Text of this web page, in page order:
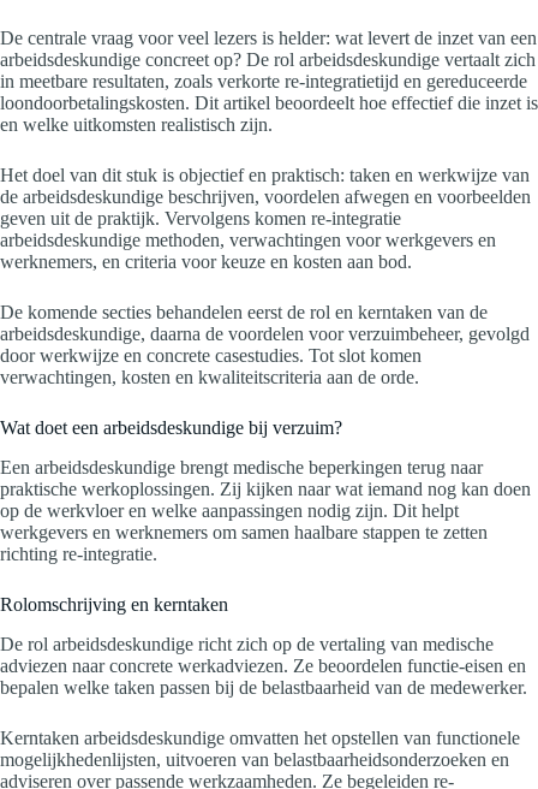
De centrale vraag voor veel lezers is helder: wat levert de inzet van een
arbeidsdeskundige concreet op? De rol arbeidsdeskundige vertaalt zich
in meetbare resultaten, zoals verkorte re-integratietijd en gereduceerde
loondoorbetalingskosten. Dit artikel beoordeelt hoe effectief die inzet is
en welke uitkomsten realistisch zijn.
Het doel van dit stuk is objectief en praktisch: taken en werkwijze van
de arbeidsdeskundige beschrijven, voordelen afwegen en voorbeelden
geven uit de praktijk. Vervolgens komen re-integratie
arbeidsdeskundige methoden, verwachtingen voor werkgevers en
werknemers, en criteria voor keuze en kosten aan bod.
De komende secties behandelen eerst de rol en kerntaken van de
arbeidsdeskundige, daarna de voordelen voor verzuimbeheer, gevolgd
door werkwijze en concrete casestudies. Tot slot komen
verwachtingen, kosten en kwaliteitscriteria aan de orde.
Wat doet een arbeidsdeskundige bij verzuim?
Een arbeidsdeskundige brengt medische beperkingen terug naar
praktische werkoplossingen. Zij kijken naar wat iemand nog kan doen
op de werkvloer en welke aanpassingen nodig zijn. Dit helpt
werkgevers en werknemers om samen haalbare stappen te zetten
richting re-integratie.
Rolomschrijving en kerntaken
De rol arbeidsdeskundige richt zich op de vertaling van medische
adviezen naar concrete werkadviezen. Ze beoordelen functie-eisen en
bepalen welke taken passen bij de belastbaarheid van de medewerker.
Kerntaken arbeidsdeskundige omvatten het opstellen van functionele
mogelijkhedenlijsten, uitvoeren van belastbaarheidsonderzoeken en
adviseren over passende werkzaamheden. Ze begeleiden re-